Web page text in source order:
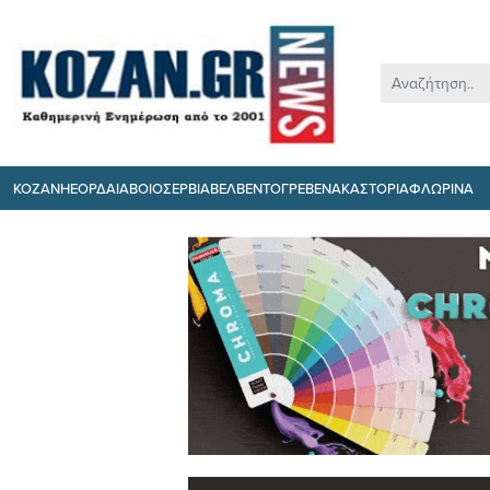
ΚΟΖΑΝΗΕΟΡΔΑΙΑΒΟΙΟΣΕΡΒΙΑΒΕΛΒΕΝΤΟΓΡΕΒΕΝΑΚΑΣΤΟΡΙΑΦΛΩΡΙΝΑ